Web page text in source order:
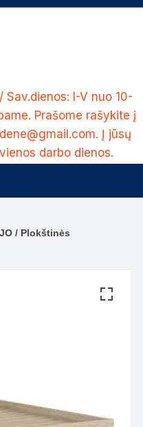
I-V nuo 10-
Prašome rašykite į
Į jūsų
darbo dienos.
/ Plokštinės